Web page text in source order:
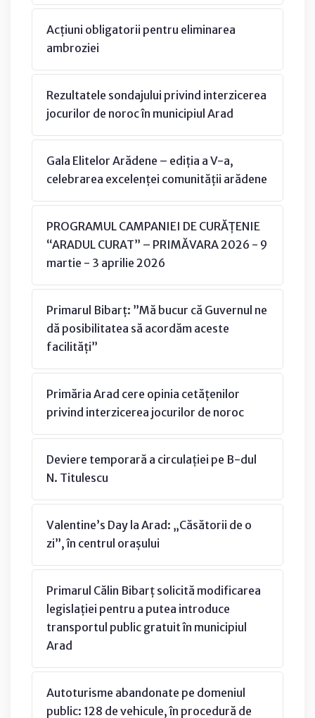
Acțiuni obligatorii pentru eliminarea
ambroziei
Rezultatele sondajului privind interzicerea
jocurilor de noroc în municipiul Arad
Gala Elitelor Arădene – ediția a V-a,
celebrarea excelenței comunității arădene
PROGRAMUL CAMPANIEI DE CURĂȚENIE
“ARADUL CURAT” – PRIMĂVARA 2026 - 9
martie - 3 aprilie 2026
Primarul Bibarț: ”Mă bucur că Guvernul ne
dă posibilitatea să acordăm aceste
facilități”
Primăria Arad cere opinia cetățenilor
privind interzicerea jocurilor de noroc
Deviere temporară a circulației pe B-dul
N. Titulescu
Valentine’s Day la Arad: „Căsătorii de o
zi”, în centrul orașului
Primarul Călin Bibarț solicită modificarea
legislației pentru a putea introduce
transportul public gratuit în municipiul
Arad
Autoturisme abandonate pe domeniul
public: 128 de vehicule, în procedură de